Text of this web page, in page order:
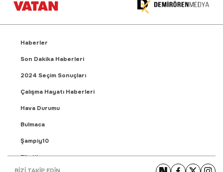
Haberler
Son Dakika Haberleri
2024 Seçim Sonuçları
Çalışma Hayatı Haberleri
Hava Durumu
Bulmaca
Şampiy10
Fikstür